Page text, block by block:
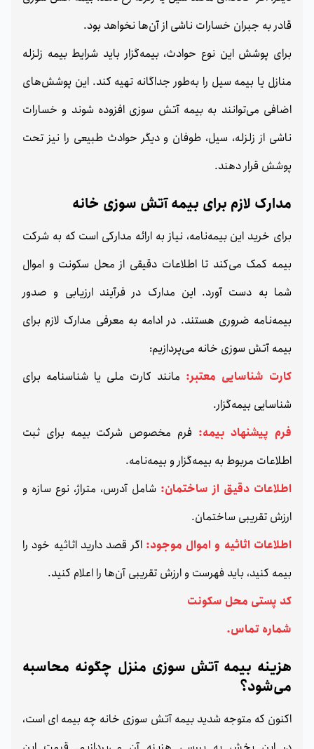
قادر به جبران خسارات ناشی از آن‌ها نخواهد بود.
برای پوشش این نوع حوادث، بیمه‌گزار باید شرایط بیمه زلزله
منازل یا بیمه سیل را به‌طور جداگانه تهیه کند. این پوشش‌های
اضافی می‌توانند به بیمه آتش‌ سوزی افزوده شوند و خسارات
ناشی از زلزله، سیل، طوفان و دیگر حوادث طبیعی را نیز تحت
پوشش قرار دهند.
مدارک لازم برای بیمه آتش سوزی خانه
برای خرید این بیمه‌نامه، نیاز به ارائه مدارکی است که به شرکت
بیمه کمک می‌کند تا اطلاعات دقیقی از محل سکونت و اموال
شما به دست آورد. این مدارک در فرآیند ارزیابی و صدور
بیمه‌نامه ضروری هستند. در ادامه به معرفی مدارک لازم برای
بیمه آتش سوزی خانه می‌پردازیم:
کارت شناسایی معتبر: مانند کارت ملی یا شناسنامه برای
شناسایی بیمه‌گزار.
فرم پیشنهاد بیمه: فرم مخصوص شرکت بیمه برای ثبت
اطلاعات مربوط به بیمه‌گزار و بیمه‌نامه.
اطلاعات دقیق از ساختمان: شامل آدرس، متراژ، نوع سازه و
ارزش تقریبی ساختمان.
اطلاعات اثاثیه و اموال موجود: اگر قصد دارید اثاثیه خود را
بیمه کنید، باید فهرست و ارزش تقریبی آن‌ها را اعلام کنید.
کد پستی محل سکونت
شماره تماس.
هزینه بیمه آتش‌ سوزی منزل چگونه محاسبه
می‌شود؟
اکنون که متوجه شدید بیمه آتش سوزی خانه چه بیمه ای است،